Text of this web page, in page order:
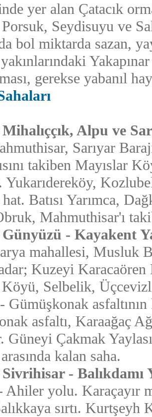
yer alan Çatacık
Seydisuyu ve
bol miktarda sazan,
gerekse yabanıl
Alpu ve
Sarıyar
takiben Mayıslar
Yukarıdereköy,
Batısı Yarımca,
Mahmuthisar'ı
- Kayakent
mahallesi, Musluk
Kuzeyi
Selbelik,
Gümüşkonak
asfaltı, Karaağaç
Güneyi Çakmak
kalan saha.
- Balıkdamı
Ahiler yolu. Karaçayır
sırtı. Kurtşeyh